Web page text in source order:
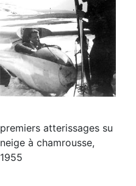
premiers atterissages su
neige à chamrousse,
1955